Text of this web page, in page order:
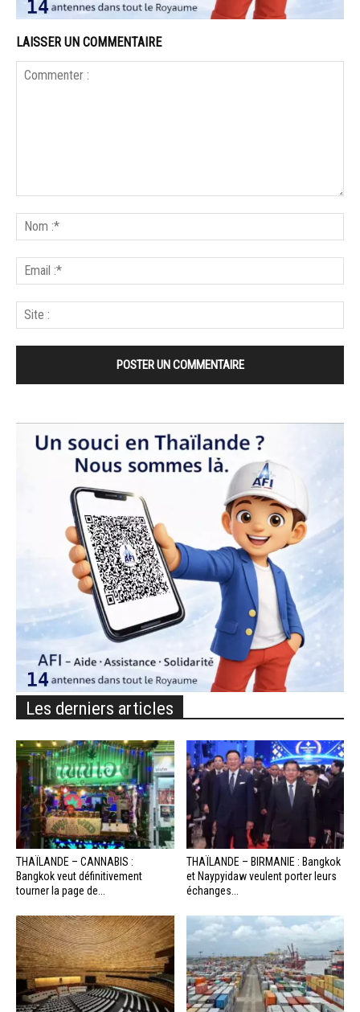
LAISSER UN COMMENTAIRE
Les derniers articles
THAÏLANDE – CANNABIS :
Bangkok veut définitivement
tourner la page de...
THAÏLANDE – BIRMANIE : Bangkok
et Naypyidaw veulent porter leurs
échanges...